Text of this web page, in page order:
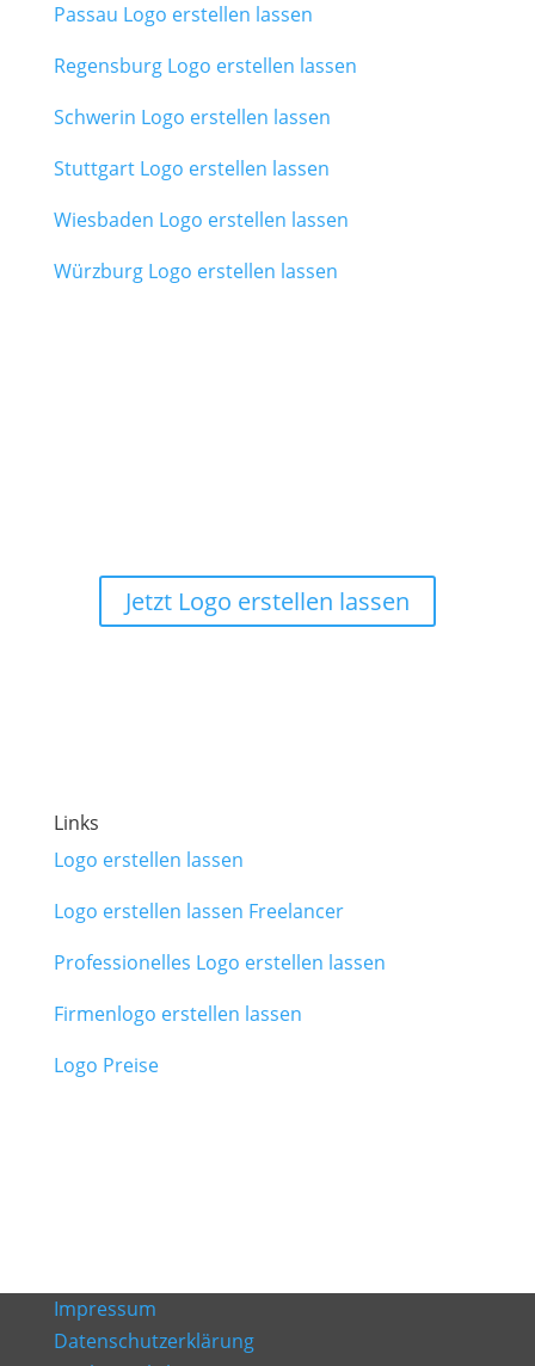
Passau Logo erstellen lassen
Regensburg Logo erstellen lassen
Schwerin Logo erstellen lassen
Stuttgart Logo erstellen lassen
Wiesbaden Logo erstellen lassen
Würzburg Logo erstellen lassen
Jetzt Logo erstellen lassen
Links
Logo erstellen lassen
Logo erstellen lassen Freelancer
Professionelles Logo erstellen lassen
Firmenlogo erstellen lassen
Logo Preise
Impressum
Datenschutzerklärung